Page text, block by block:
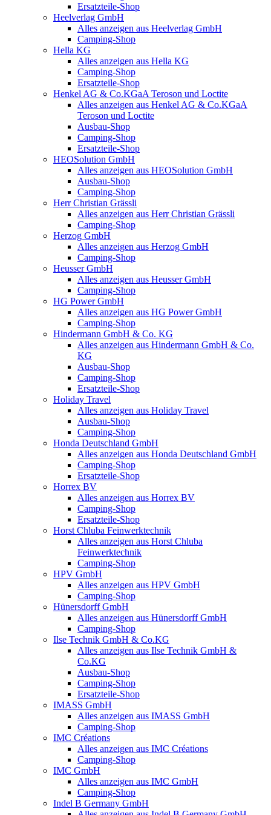
Ersatzteile-Shop
Heelverlag GmbH
Alles anzeigen aus Heelverlag GmbH
Camping-Shop
Hella KG
Alles anzeigen aus Hella KG
Camping-Shop
Ersatzteile-Shop
Henkel AG & Co.KGaA Teroson und Loctite
Alles anzeigen aus Henkel AG & Co.KGaA
Teroson und Loctite
Ausbau-Shop
Camping-Shop
Ersatzteile-Shop
HEOSolution GmbH
Alles anzeigen aus HEOSolution GmbH
Ausbau-Shop
Camping-Shop
Herr Christian Grässli
Alles anzeigen aus Herr Christian Grässli
Camping-Shop
Herzog GmbH
Alles anzeigen aus Herzog GmbH
Camping-Shop
Heusser GmbH
Alles anzeigen aus Heusser GmbH
Camping-Shop
HG Power GmbH
Alles anzeigen aus HG Power GmbH
Camping-Shop
Hindermann GmbH & Co. KG
Alles anzeigen aus Hindermann GmbH & Co.
KG
Ausbau-Shop
Camping-Shop
Ersatzteile-Shop
Holiday Travel
Alles anzeigen aus Holiday Travel
Ausbau-Shop
Camping-Shop
Honda Deutschland GmbH
Alles anzeigen aus Honda Deutschland GmbH
Camping-Shop
Ersatzteile-Shop
Horrex BV
Alles anzeigen aus Horrex BV
Camping-Shop
Ersatzteile-Shop
Horst Chluba Feinwerktechnik
Alles anzeigen aus Horst Chluba
Feinwerktechnik
Camping-Shop
HPV GmbH
Alles anzeigen aus HPV GmbH
Camping-Shop
Hünersdorff GmbH
Alles anzeigen aus Hünersdorff GmbH
Camping-Shop
Ilse Technik GmbH & Co.KG
Alles anzeigen aus Ilse Technik GmbH &
Co.KG
Ausbau-Shop
Camping-Shop
Ersatzteile-Shop
IMASS GmbH
Alles anzeigen aus IMASS GmbH
Camping-Shop
IMC Créations
Alles anzeigen aus IMC Créations
Camping-Shop
IMC GmbH
Alles anzeigen aus IMC GmbH
Camping-Shop
Indel B Germany GmbH